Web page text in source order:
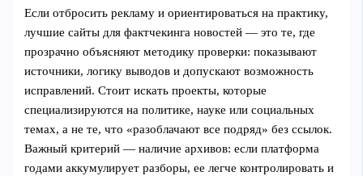
Если отбросить рекламу и ориентироваться на практику,
лучшие сайты для фактчекинга новостей — это те, где
прозрачно объясняют методику проверки: показывают
источники, логику выводов и допускают возможность
исправлений. Стоит искать проекты, которые
специализируются на политике, науке или социальных
темах, а не те, что «разоблачают все подряд» без ссылок.
Важный критерий — наличие архивов: если платформа
годами аккумулирует разборы, ее легче контролировать и